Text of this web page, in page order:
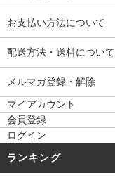
お支払い方法について
配送方法・送料について
メルマガ登録・解除
マイアカウント
会員登録
ログイン
ランキング